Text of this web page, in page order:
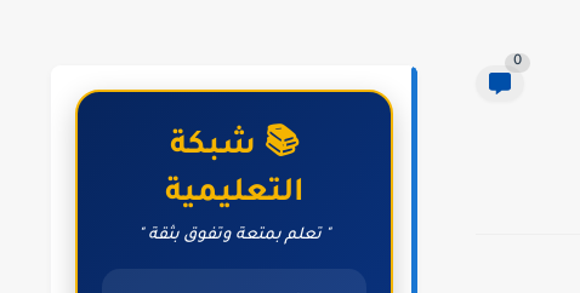
0
📚 شبكة
التعليمية
" تعلم بمتعة وتفوق بثقة "